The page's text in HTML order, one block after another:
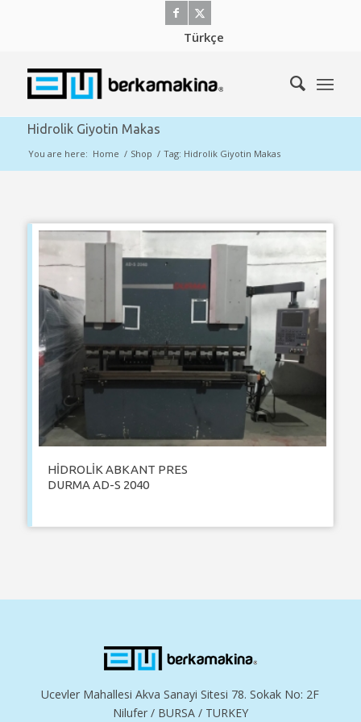
Türkçe
Hidrolik Giyotin Makas
You are here: Home / Shop / Tag: Hidrolik Giyotin Makas
HİDROLİK ABKANT PRES
DURMA AD-S 2040
Ucevler Mahallesi Akva Sanayi Sitesi 78. Sokak No: 2F
Nilufer / BURSA / TURKEY